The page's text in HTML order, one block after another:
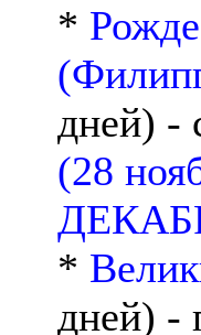
*
дней) -
(28
*
дней) -